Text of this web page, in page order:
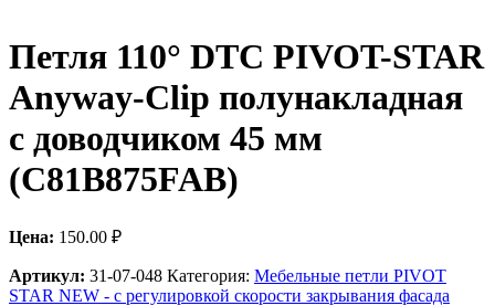
Петля 110° DTC PIVOT-STAR
Anyway-Clip полунакладная
с доводчиком 45 мм
(C81B875FAB)
Цена: 150.00 ₽
Артикул: 31-07-048 Категория: Мебельные петли PIVOT
STAR NEW - с регулировкой скорости закрывания фасада